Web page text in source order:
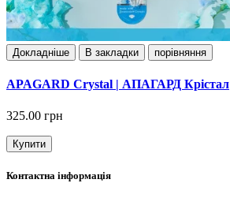
Докладнiше В закладки порівняння
APAGARD Crystal | АПАГАРД Крістал
325.00 грн
Купити
Контактна інформація